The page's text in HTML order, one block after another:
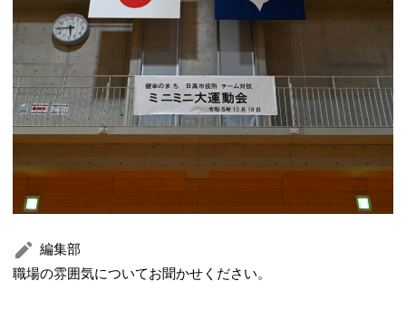
編集部
職場の雰囲気についてお聞かせください。